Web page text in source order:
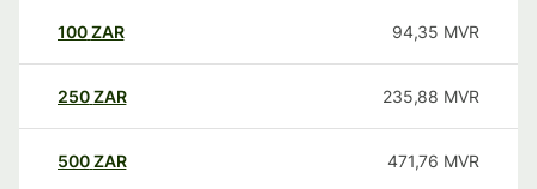
100ZAR 94,35 MVR
250ZAR 235,88 MVR
500ZAR 471,76 MVR